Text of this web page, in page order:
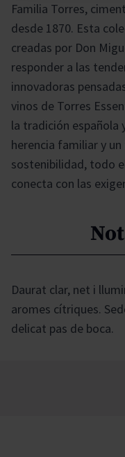
Familia Torres,
desde 1870. Esta
creadas por Don
responder a las
innovadoras
vinos de Torres
la tradición española
herencia familiar y
sostenibilidad, todo
conecta con las
Daurat clar, net i
aromes cítriques.
delicat pas de boca.